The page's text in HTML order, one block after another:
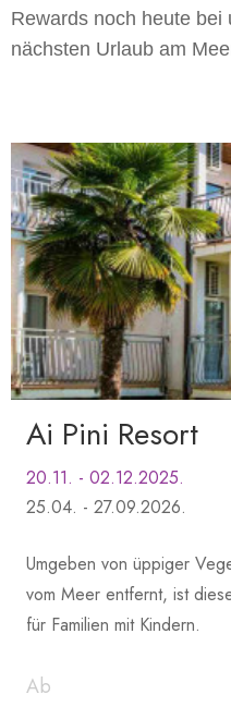
Rewards noch heute bei
nächsten Urlaub am
Ab
Ai Pini Resort
20.11. - 02.12.2025.
25.04. - 27.09.2026.
Umgeben von üppiger
vom Meer entfernt, ist
für Familien mit Kindern.